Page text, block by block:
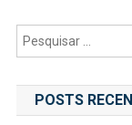
por
posts
POSTS